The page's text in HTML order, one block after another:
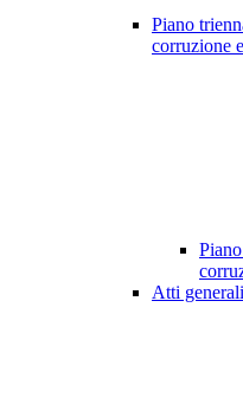
Piano
corruzione
Atti generali